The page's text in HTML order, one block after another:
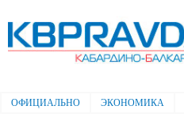
Электронная газета "Кабардино-
Балкарская правда"
Главное меню
ОФИЦИАЛЬНО ЭКОНОМИКА